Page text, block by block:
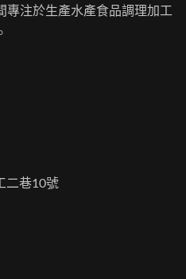
專注於生產水產食品調理加工
二巷10號